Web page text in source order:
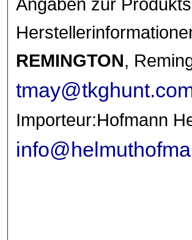
REMINGTON,
Importeur:Hofmann